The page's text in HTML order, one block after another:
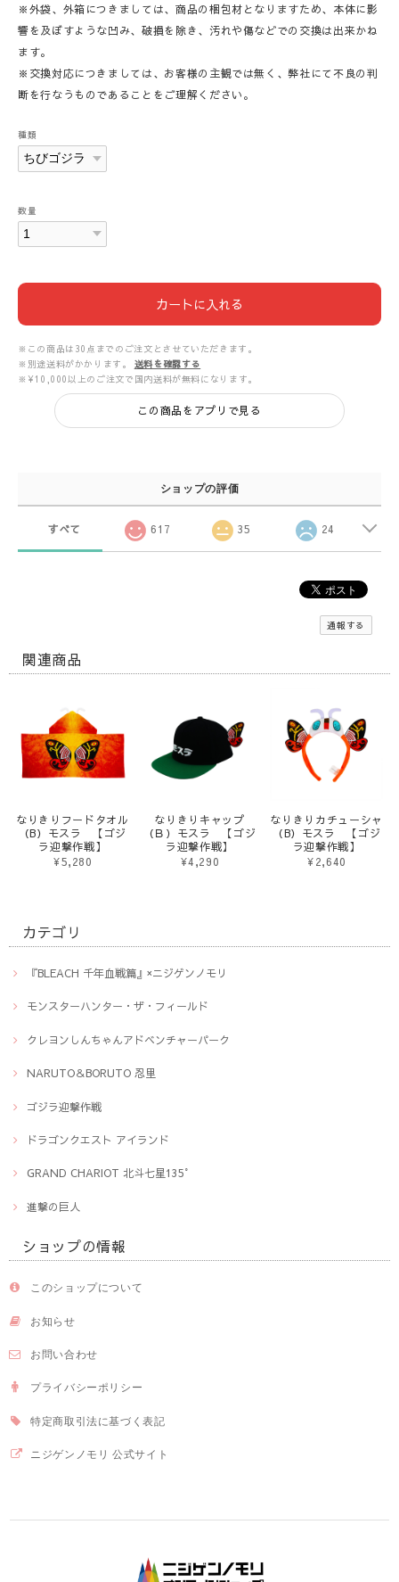
※外袋、外箱につきましては、商品の梱包材となりますため、本体に影
響を及ぼすような凹み、破損を除き、汚れや傷などでの交換は出来かね
ます。
※交換対応につきましては、お客様の主観では無く、弊社にて不良の判
断を行なうものであることをご理解ください。
種類
数量
カートに入れる
※この商品は30点までのご注文とさせていただきます。
※別途送料がかかります。
送料を確認する
※¥10,000以上のご注文で国内送料が無料になります。
この商品をアプリで見る
ショップの評価
すべて 617 35 24
通報する
関連商品
なりきりフードタオル
（B）モスラ 【ゴジ
ラ迎撃作戦】
¥5,280
なりきりキャップ
（Ｂ）モスラ 【ゴジ
ラ迎撃作戦】
¥4,290
なりきりカチューシャ
（B）モスラ 【ゴジ
ラ迎撃作戦】
¥2,640
カテゴリ
『BLEACH 千年血戦篇』×ニジゲンノモリ
モンスターハンター・ザ・フィールド
クレヨンしんちゃんアドベンチャーパーク
NARUTO＆BORUTO 忍里
ゴジラ迎撃作戦
ドラゴンクエスト アイランド
GRAND CHARIOT 北斗七星135°
進撃の巨人
ショップの情報
このショップについて
お知らせ
お問い合わせ
プライバシーポリシー
特定商取引法に基づく表記
ニジゲンノモリ 公式サイト